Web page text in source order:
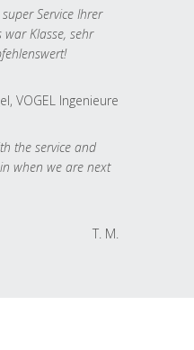
Service Ihrer
Klasse, sehr
VOGEL Ingenieure
the service and
when we are next
T. M.